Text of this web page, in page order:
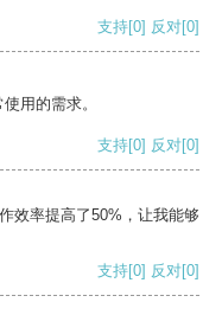
支持[0] 反对[0]
用的需求。
支持[0] 反对[0]
效率提高了50%，让我能够
支持[0] 反对[0]